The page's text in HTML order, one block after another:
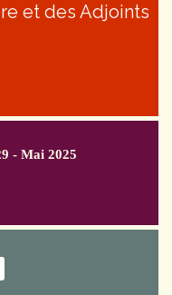
et des Adjoints
- Mai 2025